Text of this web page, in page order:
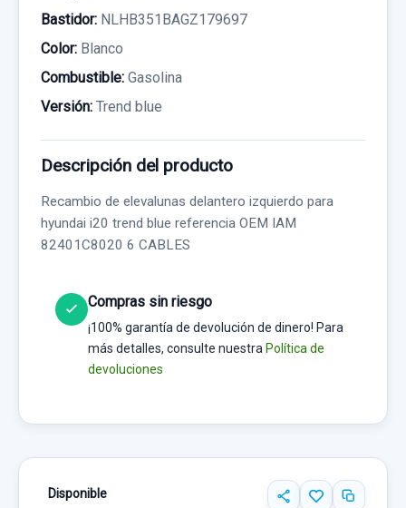
Bastidor: NLHB351BAGZ179697
Color: Blanco
Combustible: Gasolina
Versión: Trend blue
Descripción del producto
Recambio de elevalunas delantero izquierdo para
hyundai i20 trend blue referencia OEM IAM
82401C8020 6 CABLES
Compras sin riesgo
¡100% garantía de devolución de dinero! Para
más detalles, consulte nuestra Política de
devoluciones
Disponible